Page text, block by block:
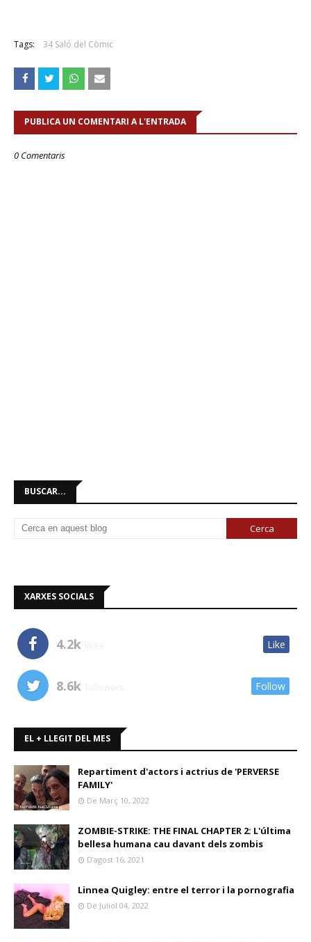
Tags: 34 Saló del Còmic
PUBLICA UN COMENTARI A L'ENTRADA
0 Comentaris
BUSCAR...
XARXES SOCIALS
4.2k Like
8.6k Follow
EL + LLEGIT DEL MES
Repartiment d'actors i actrius de 'PERVERSE
FAMILY'
De Març 10, 2022
ZOMBIE-STRIKE: THE FINAL CHAPTER 2: L'última
bellesa humana cau davant dels zombis
D’agost 16, 2021
Linnea Quigley: entre el terror i la pornografia
De Juliol 04, 2022